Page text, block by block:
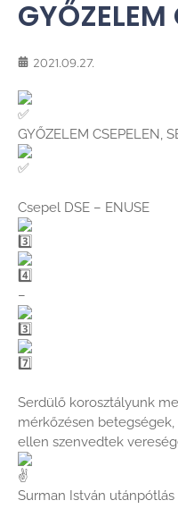
GYŐZELEM
2021.09.27.
GYŐZELEM CSEPELEN,
Csepel DSE – ENUSE
–
Serdülő korosztályunk
mérkőzésen
ellen szenvedtek
Surman István